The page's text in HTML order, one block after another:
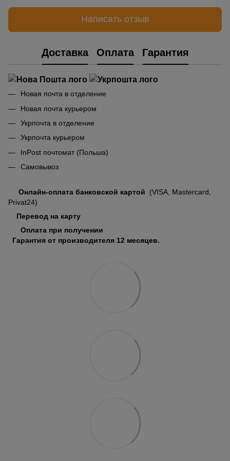
Написать отзыв
Доставка Оплата Гарантия
Новая почта в отделение
Новая почта курьером
Укрпочта в отделение
Укрпочта курьером
InPost почтомат (Польша)
Самовывоз
Онлайн-оплата банковской картой
(VISA, Mastercard,
Privat24)
Перевод на карту
Оплата при получении
Гарантия от производителя 12 месяцев.